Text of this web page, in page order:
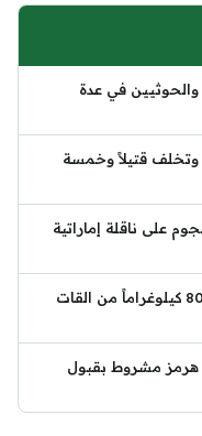
في عدة
قتيلاً وخمسة
على ناقلة إماراتية
ضبط 3 مهربين إثيوبيين بحوزتهم 80 كيلوغراماً من القات
هرمز مشروط بقبول